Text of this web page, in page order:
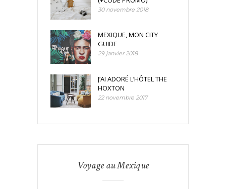
30 novembre 2018
MEXIQUE, MON CITY
GUIDE
29 janvier 2018
J’AI ADORÉ L’HÔTEL THE
HOXTON
22 novembre 2017
Voyage au Mexique